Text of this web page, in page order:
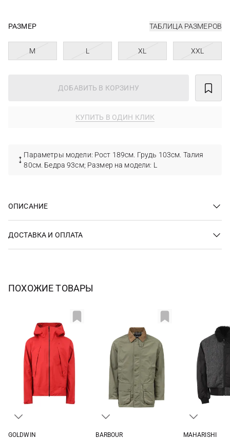
РАЗМЕР ТАБЛИЦА РАЗМЕРОВ
M L XL XXL
ДОБАВИТЬ В КОРЗИНУ
КУПИТЬ В ОДИН КЛИК
Параметры модели: Рост 189см. Грудь 103см. Талия
80см. Бедра 93см; Размер на модели: L
ОПИСАНИЕ
ДОСТАВКА И ОПЛАТА
ПОХОЖИЕ ТОВАРЫ
GOLDWIN
BARBOUR
MAHARISHI